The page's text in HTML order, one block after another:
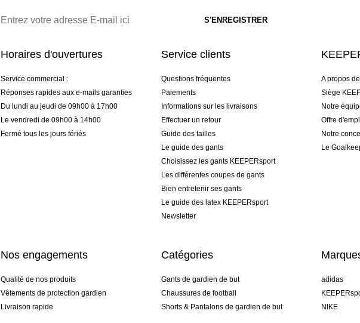
Horaires d'ouvertures
Service commercial :
Réponses rapides aux e-mails garanties
Du lundi au jeudi de 09h00 à 17h00
Le vendredi de 09h00 à 14h00
Fermé tous les jours fériés
Service clients
Questions fréquentes
Paiements
Informations sur les livraisons
Effectuer un retour
Guide des tailles
Le guide des gants
Choisissez les gants KEEPERsport
Les différentes coupes de gants
Bien entretenir ses gants
Le guide des latex KEEPERsport
Newsletter
A propos
Siège
Notre
Offre
Notre
Le
Nos engagements
Qualité de nos produits
Vêtements de protection gardien
Livraison rapide
Catégories
Gants de gardien de but
Chaussures de football
Shorts & Pantalons de gardien de but
adidas
NIKE